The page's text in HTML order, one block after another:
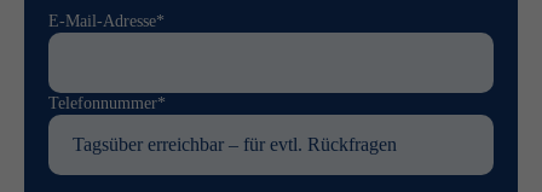
E-Mail-Adresse*
Telefonnummer*